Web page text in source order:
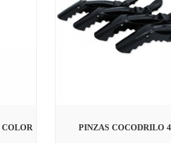
PINZAS COCODRILO